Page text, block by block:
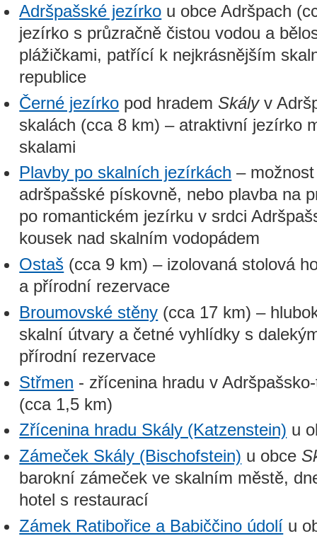
Adršpašské jezírko u obce Adršpach
jezírko s průzračně čistou vodou a
plážičkami, patřící k nejkrásnějším
republice
Černé jezírko pod hrademSkályv
skalách (cca 8 km) – atraktivní jezírko
skalami
Plavby po skalních jezírkách –
adršpašské pískovně, nebo plavba na
po romantickém jezírku v srdci
kousek nad skalním vodopádem
Ostaš (cca 9 km) – izolovaná stolová
a přírodní rezervace
Broumovské stěny (cca 17 km) –
skalní útvary a četné vyhlídky s
přírodní rezervace
Střmen - zřícenina hradu v
(cca 1,5 km)
Zřícenina hradu Skály (Katzenstein) u
Zámeček Skály (Bischofstein) u obce
barokní zámeček ve skalním městě,
hotel s restaurací
Zámek Ratibořice a Babiččino údolí u